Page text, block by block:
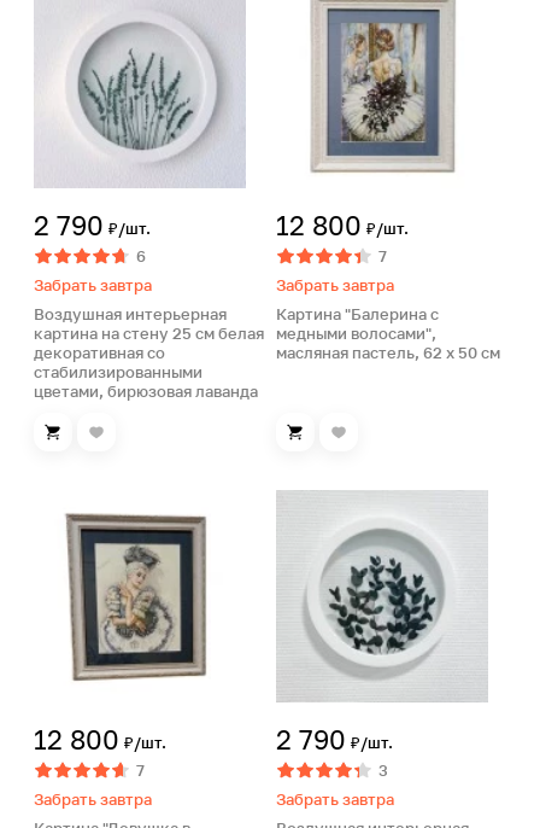
2 790 ₽/шт.
6
Забрать завтра
Воздушная интерьерная
картина на стену 25 см белая
декоративная со
стабилизированными
цветами, бирюзовая лаванда
12 800 ₽/шт.
7
Забрать завтра
Картина "Балерина с
медными волосами",
масляная пастель, 62 х 50 см
12 800 ₽/шт.
7
Забрать завтра
2 790 ₽/шт.
3
Забрать завтра